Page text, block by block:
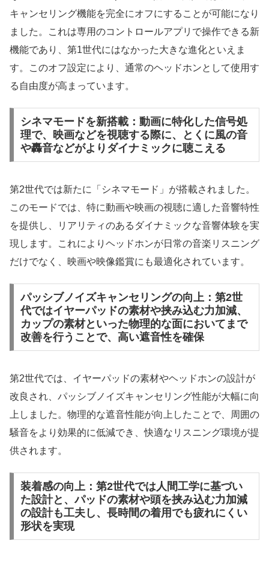
キャンセリング機能を完全にオフにすることが可能になり
ました。これは専用のコントロールアプリで操作できる新
機能であり、第1世代にはなかった大きな進化といえま
す。このオフ設定により、通常のヘッドホンとして使用す
る自由度が高まっています。
シネマモードを新搭載：動画に特化した信号処
理で、映画などを視聴する際に、とくに風の音
や轟音などがよりダイナミックに聴こえる
第2世代では新たに「シネマモード」が搭載されました。
このモードでは、特に動画や映画の視聴に適した音響特性
を提供し、リアリティのあるダイナミックな音響体験を実
現します。これによりヘッドホンが日常の音楽リスニング
だけでなく、映画や映像鑑賞にも最適化されています。
パッシブノイズキャンセリングの向上：第2世
代ではイヤーパッドの素材や挟み込む力加減、
カップの素材といった物理的な面においてまで
改善を行うことで、高い遮音性を確保
第2世代では、イヤーパッドの素材やヘッドホンの設計が
改良され、パッシブノイズキャンセリング性能が大幅に向
上しました。物理的な遮音性能が向上したことで、周囲の
騒音をより効果的に低減でき、快適なリスニング環境が提
供されます。
装着感の向上：第2世代では人間工学に基づい
た設計と、パッドの素材や頭を挟み込む力加減
の設計も工夫し、長時間の着用でも疲れにくい
形状を実現